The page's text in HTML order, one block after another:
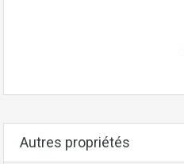
Autres propriétés